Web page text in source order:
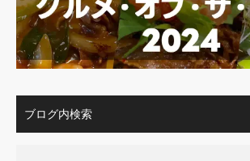
ブログ内検索